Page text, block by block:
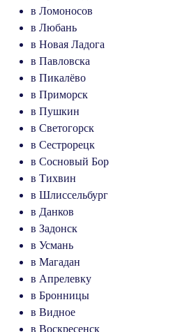
в Ломоносов
в Любань
в Новая Ладога
в Павловска
в Пикалёво
в Приморск
в Пушкин
в Светогорск
в Сестрорецк
в Сосновый Бор
в Тихвин
в Шлиссельбург
в Данков
в Задонск
в Усмань
в Магадан
в Апрелевку
в Бронницы
в Видное
в Воскресенск